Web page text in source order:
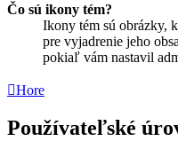
Čo sú ikony tém?
Ikony tém sú obrázky,
pre vyjadrenie jeho
pokiaľ vám nastavil
Hore
Používateľské